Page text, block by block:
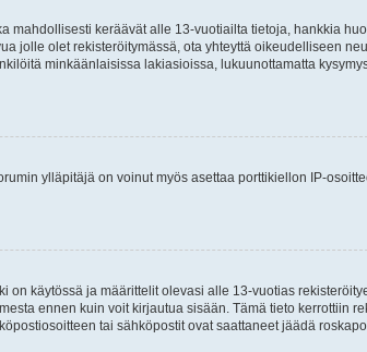
mahdollisesti keräävät alle 13-vuotiailta tietoja, hankkia
jolle olet rekisteröitymässä, ota yhteyttä oikeudelliseen
minkäänlaisissa lakiasioissa, lukuunottamatta
ylläpitäjä on voinut myös asettaa porttikiellon IP-
on käytössä ja määrittelit olevasi alle 13-vuotias
ennen kuin voit kirjautua sisään. Tämä tieto kerrottiin
tai sähköpostit ovat saattaneet jäädä